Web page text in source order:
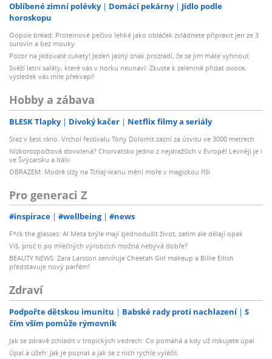
Oblíbené zimní polévky Domácí pekárny
Jídlo podle
horoskopu
Oopsie bread: Proteinové pečivo lehké jako obláček zvládnete připravit jen ze 3
surovin a bez mouky
Pozor na jedovaté cukety! Jeden jasný znak prozradí, že se jim máte vyhnout
Svěží letní saláty, které vás v horku neunaví: Zkuste k zelenině přidat ovoce,
výsledek vás mile překvapí!
Hobby a zábava
BLESK Tlapky Divoký kačer Netflix filmy a seriály
Sraz v šest ráno. Vrchol festivalu Tóny Dolomit zazní za úsvitu ve 3000 metrech
Nízkorozpočtová dovolená? Chorvatsko jedno z nejdražších v Evropě! Levněji je i
ve Švýcarsku a Itálii
OBRAZEM: Modré slzy na Tchaj-wanu mění moře v magickou říši
Pro generaci Z
#inspirace #wellbeing #news
F*ck the glasses: AI Meta brýle mají zjednodušit život, zatím ale dělají opak
Víš, proč ti po mléčných výrobcích možná nebývá dobře?
BEAUTY NEWS: Zara Larsson servíruje Cheetah Girl makeup a Billie Eilish
představuje nový parfém!
Zdraví
Podpořte dětskou imunitu Babské rady proti nachlazení
S
čím vším pomůže rýmovník
Jak se zdravě zchladit v tropických vedrech: Co pomáhá a kdy už riskujete úpal
Úpal a úžeh: Jak je poznat a jak se z nich rychle vyléčit